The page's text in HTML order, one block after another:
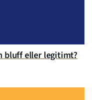
bluff eller legitimt?